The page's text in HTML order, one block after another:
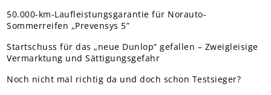
50.000-km-Laufleistungsgarantie für Norauto-
Sommerreifen „Prevensys 5”
Startschuss für das „neue Dunlop“ gefallen – Zweigleisige
Vermarktung und Sättigungsgefahr
Noch nicht mal richtig da und doch schon Testsieger?